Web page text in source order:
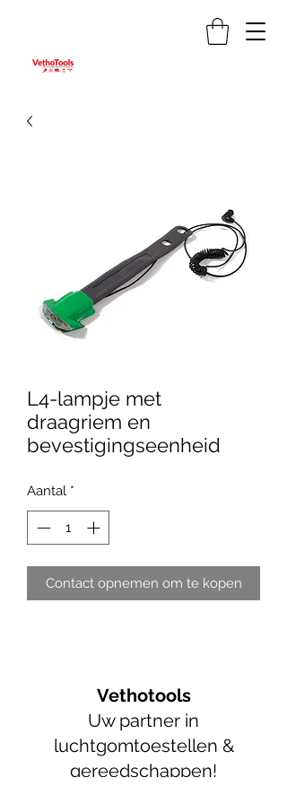
L4-lampje met
draagriem en
bevestigingseenheid
Aantal *
Contact opnemen om te kopen
Vethotools
Uw partner in
luchtgomtoestellen &
gereedschappen!